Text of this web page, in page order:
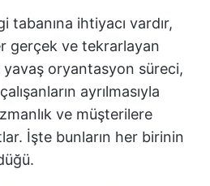
tabanına ihtiyacı vardır,
gerçek ve tekrarlayan
oryantasyon süreci,
ayrılmasıyla
ve müşterilere
İşte bunların her birinin